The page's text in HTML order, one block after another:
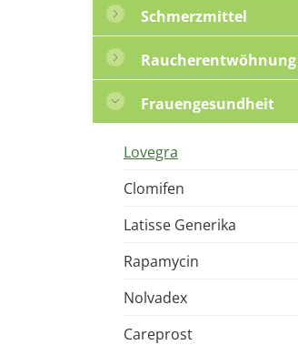
Schmerzmittel
Raucherentwöhnung
Frauengesundheit
Lovegra
Clomifen
Latisse Generika
Rapamycin
Nolvadex
Careprost